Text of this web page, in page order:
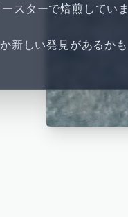
スターで焙煎してい
新しい発見があるか